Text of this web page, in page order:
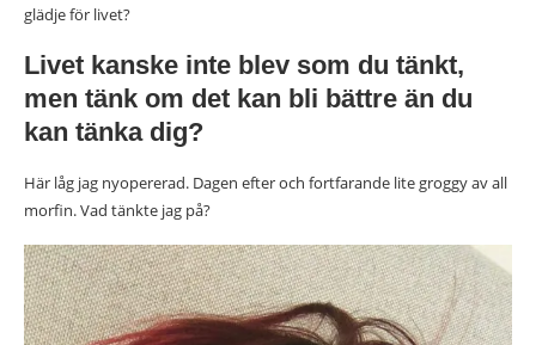
glädje för livet?
Livet kanske inte blev som du tänkt,
men tänk om det kan bli bättre än du
kan tänka dig?
Här låg jag nyopererad. Dagen efter och fortfarande lite groggy av all
morfin. Vad tänkte jag på?